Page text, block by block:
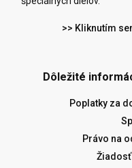
>> Kliknutím
Dôležité
Poplatky za
Právo na
Žiadosť